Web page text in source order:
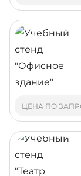
ЦЕНА ПО